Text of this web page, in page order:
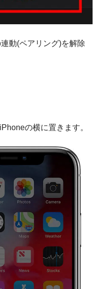
動(ペアリング)を解除
の横に置きます。